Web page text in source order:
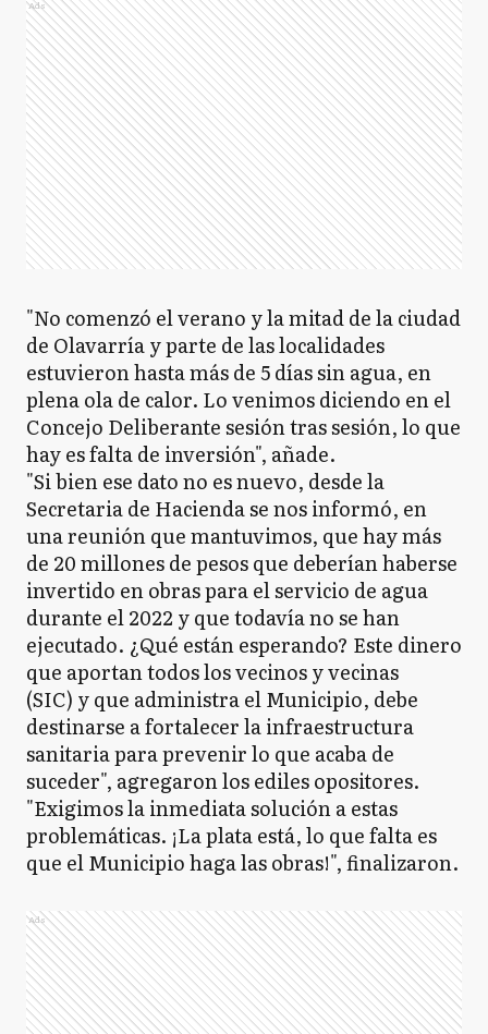
Ads
"No comenzó el verano y la mitad de la ciudad
de Olavarría y parte de las localidades
estuvieron hasta más de 5 días sin agua, en
plena ola de calor. Lo venimos diciendo en el
Concejo Deliberante sesión tras sesión, lo que
hay es falta de inversión", añade.
"Si bien ese dato no es nuevo, desde la
Secretaria de Hacienda se nos informó, en
una reunión que mantuvimos, que hay más
de 20 millones de pesos que deberían haberse
invertido en obras para el servicio de agua
durante el 2022 y que todavía no se han
ejecutado. ¿Qué están esperando? Este dinero
que aportan todos los vecinos y vecinas
(SIC) y que administra el Municipio, debe
destinarse a fortalecer la infraestructura
sanitaria para prevenir lo que acaba de
suceder", agregaron los ediles opositores.
"Exigimos la inmediata solución a estas
problemáticas. ¡La plata está, lo que falta es
que el Municipio haga las obras!", finalizaron.
Ads